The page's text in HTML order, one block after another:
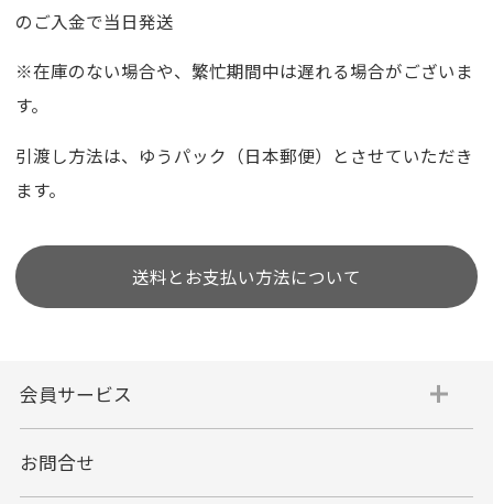
のご入金で当日発送
※在庫のない場合や、繁忙期間中は遅れる場合がございま
す。
引渡し方法は、ゆうパック（日本郵便）とさせていただき
ます。
送料とお支払い方法について
会員サービス
お問合せ